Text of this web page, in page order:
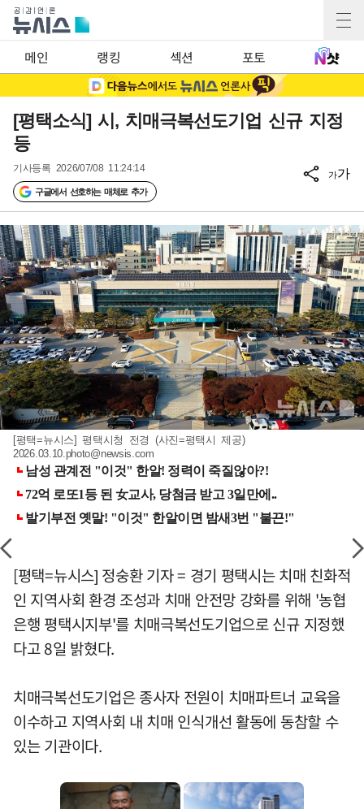
메인 랭킹 섹션 포토
[평택소식] 시, 치매극복선도기업 신규 지정
등
기사등록 2026/07/08 11:24:14
구글에서 선호하는 매체로 추가
가가
[평택=뉴시스] 평택시청 전경 (사진=평택시 제공)
2026.03.10.photo@newsis.com
[평택=뉴시스] 정숭환 기자 = 경기 평택시는 치매 친화적
인 지역사회 환경 조성과 치매 안전망 강화를 위해 '농협
은행 평택시지부'를 치매극복선도기업으로 신규 지정했
다고 8일 밝혔다.
치매극복선도기업은 종사자 전원이 치매파트너 교육을
이수하고 지역사회 내 치매 인식개선 활동에 동참할 수
있는 기관이다.